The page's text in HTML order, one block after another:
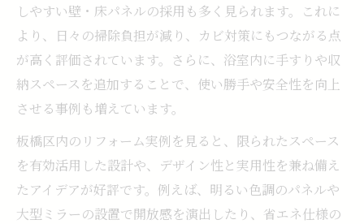
しやすい壁・床パネルの採用も多く見られます。これに
より、日々の掃除負担が減り、カビ対策にもつながる点
が高く評価されています。さらに、浴室内に手すりや収
納スペースを追加することで、使い勝手や安全性を向上
させる事例も増えています。
板橋区内のリフォーム実例を見ると、限られたスペース
を有効活用した設計や、デザイン性と実用性を兼ね備え
たアイデアが好評です。例えば、明るい色調のパネルや
大型ミラーの設置で開放感を演出したり、省エネ仕様の